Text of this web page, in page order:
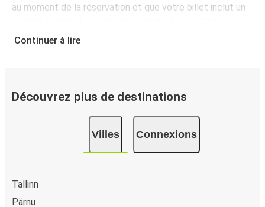
au moment de la réservation et que votre billet inclut un
voyagez l'esprit tranquille !
Vous pouvez effectuer votre réservation sur ce site Web
ou sur l'application FlixBus : c’est facile et rapide !
Lorsque vous achetez en ligne votre billet de bus pour un
trajet depuis ou vers Kivi-Vigala, vous pouvez choisir entre
différents modes de paiement sécurisés : carte bancaire,
PayPal, Google Pay ou encore Apple Pay. Vous pouvez
Continuer à lire
Découvrez plus de destinations
Villes Connexions
Tallinn
Pärnu